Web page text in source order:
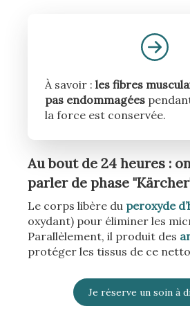
À savoir : les fibres
pas endommagées
la force est conservée.
Au bout de 24 heures :
parler de phase
Le corps libère du peroxyde
oxydant) pour éliminer les
Parallèlement, il produit des
protéger les tissus de ce
Je réserve un soin à